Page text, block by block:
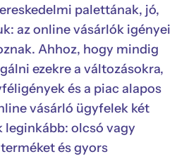
palettának, jó,
az online vásárlók igényei
Ahhoz, hogy mindig
ezekre a változásokra,
és a piac alapos
vásárló ügyfelek két
olcsó vagy
és gyors